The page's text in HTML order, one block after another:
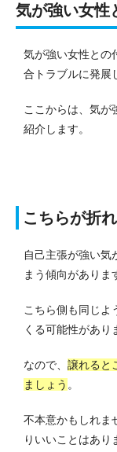
気が強い女性
気が強い女性との
合トラブルに発展
ここからは、気が
紹介します。
こちらが折
自己主張が強い気
まう傾向がありま
こちら側も同じよ
くる可能性があり
なので、 譲れると
ましょう 。
不本意かもしれま
りいいことはあり